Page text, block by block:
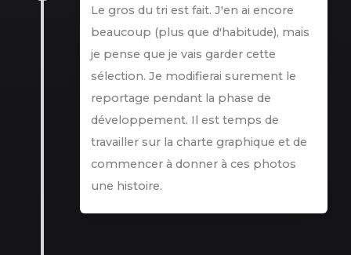
Le gros du tri est fait. J'en ai encore
beaucoup (plus que d'habitude), mais
je pense que je vais garder cette
sélection. Je modifierai surement le
reportage pendant la phase de
développement. Il est temps de
travailler sur la charte graphique et de
commencer à donner à ces photos
une histoire.